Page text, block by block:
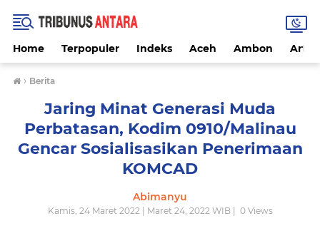
Home Terpopuler Indeks Aceh Ambon
› Berita
Jaring Minat Generasi Muda
Perbatasan, Kodim 0910/Malinau
Gencar Sosialisasikan Penerimaan
KOMCAD
Abimanyu
Kamis, 24 Maret 2022 | Maret 24, 2022 WIB | 0Views